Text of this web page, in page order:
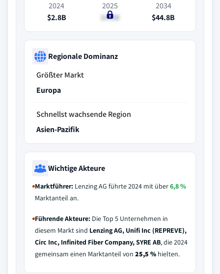
2024
$2.8B
2025
$4.8B
2034
$44.8B
Regionale Dominanz
Größter Markt
Europa
Schnellst wachsende Region
Asien-Pazifik
Wichtige Akteure
Marktführer: Lenzing AG führte 2024 mit über6,8 %
Marktanteil an.
Führende Akteure: Die Top 5 Unternehmen in
diesem Markt sind Lenzing AG, Unifi Inc (REPREVE),
Circ Inc, Infinited Fiber Company, SYRE AB, die 2024
gemeinsam einen Marktanteil von 25,5 % hielten.